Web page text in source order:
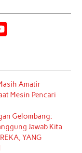
T
u
e
Amatir
Mesin Pencari
Gelombang:
Jawab Kita
YANG